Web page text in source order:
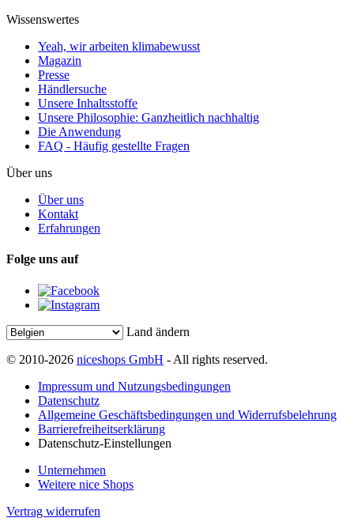
Wissenswertes
Yeah, wir arbeiten klimabewusst
Magazin
Presse
Händlersuche
Unsere Inhaltsstoffe
Unsere Philosophie: Ganzheitlich nachhaltig
Die Anwendung
FAQ - Häufig gestellte Fragen
Über uns
Über uns
Kontakt
Erfahrungen
Folge uns auf
Land ändern
© 2010-2026 niceshops GmbH - All rights reserved.
Impressum und Nutzungsbedingungen
Datenschutz
Allgemeine Geschäftsbedingungen und Widerrufsbelehrung
Barrierefreiheitserklärung
Datenschutz-Einstellungen
Unternehmen
Weitere nice Shops
Vertrag widerrufen